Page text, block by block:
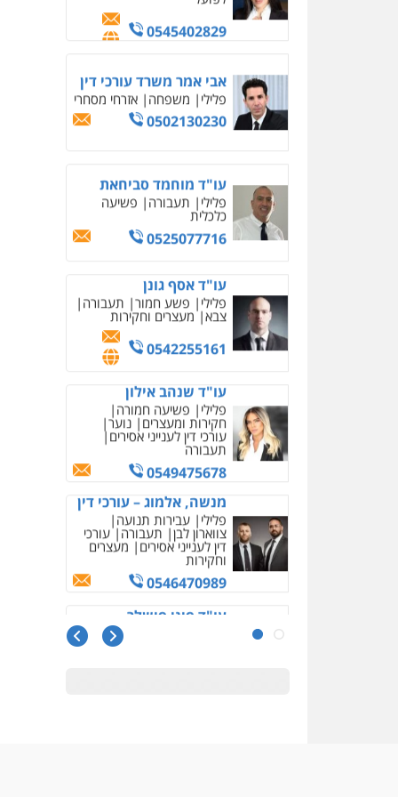
0502130230
עו"ד מוחמד סביחאת
פלילי תעבורה פשיעה
כלכלית
עו"ד אסף גונן
פלילי פשע חמור תעבורה
צבא מעצרים וחקירות
0542255161
עו"ד שנהב אילון
פלילי פשיעה חמורה
חקירות ומעצרים נוער
עורכי דין לענייני אסירים
תעבורה
מנשה, אלמוג – עורכי דין
פלילי עבירות תנועה
צווארון לבן תעבורה עורכי
דין לענייני אסירים מעצרים
וחקירות
0546470989
עו"ד פיני פישלר
פלילי תעבורה מח"ש
אזרחי כלכלי
0505234000